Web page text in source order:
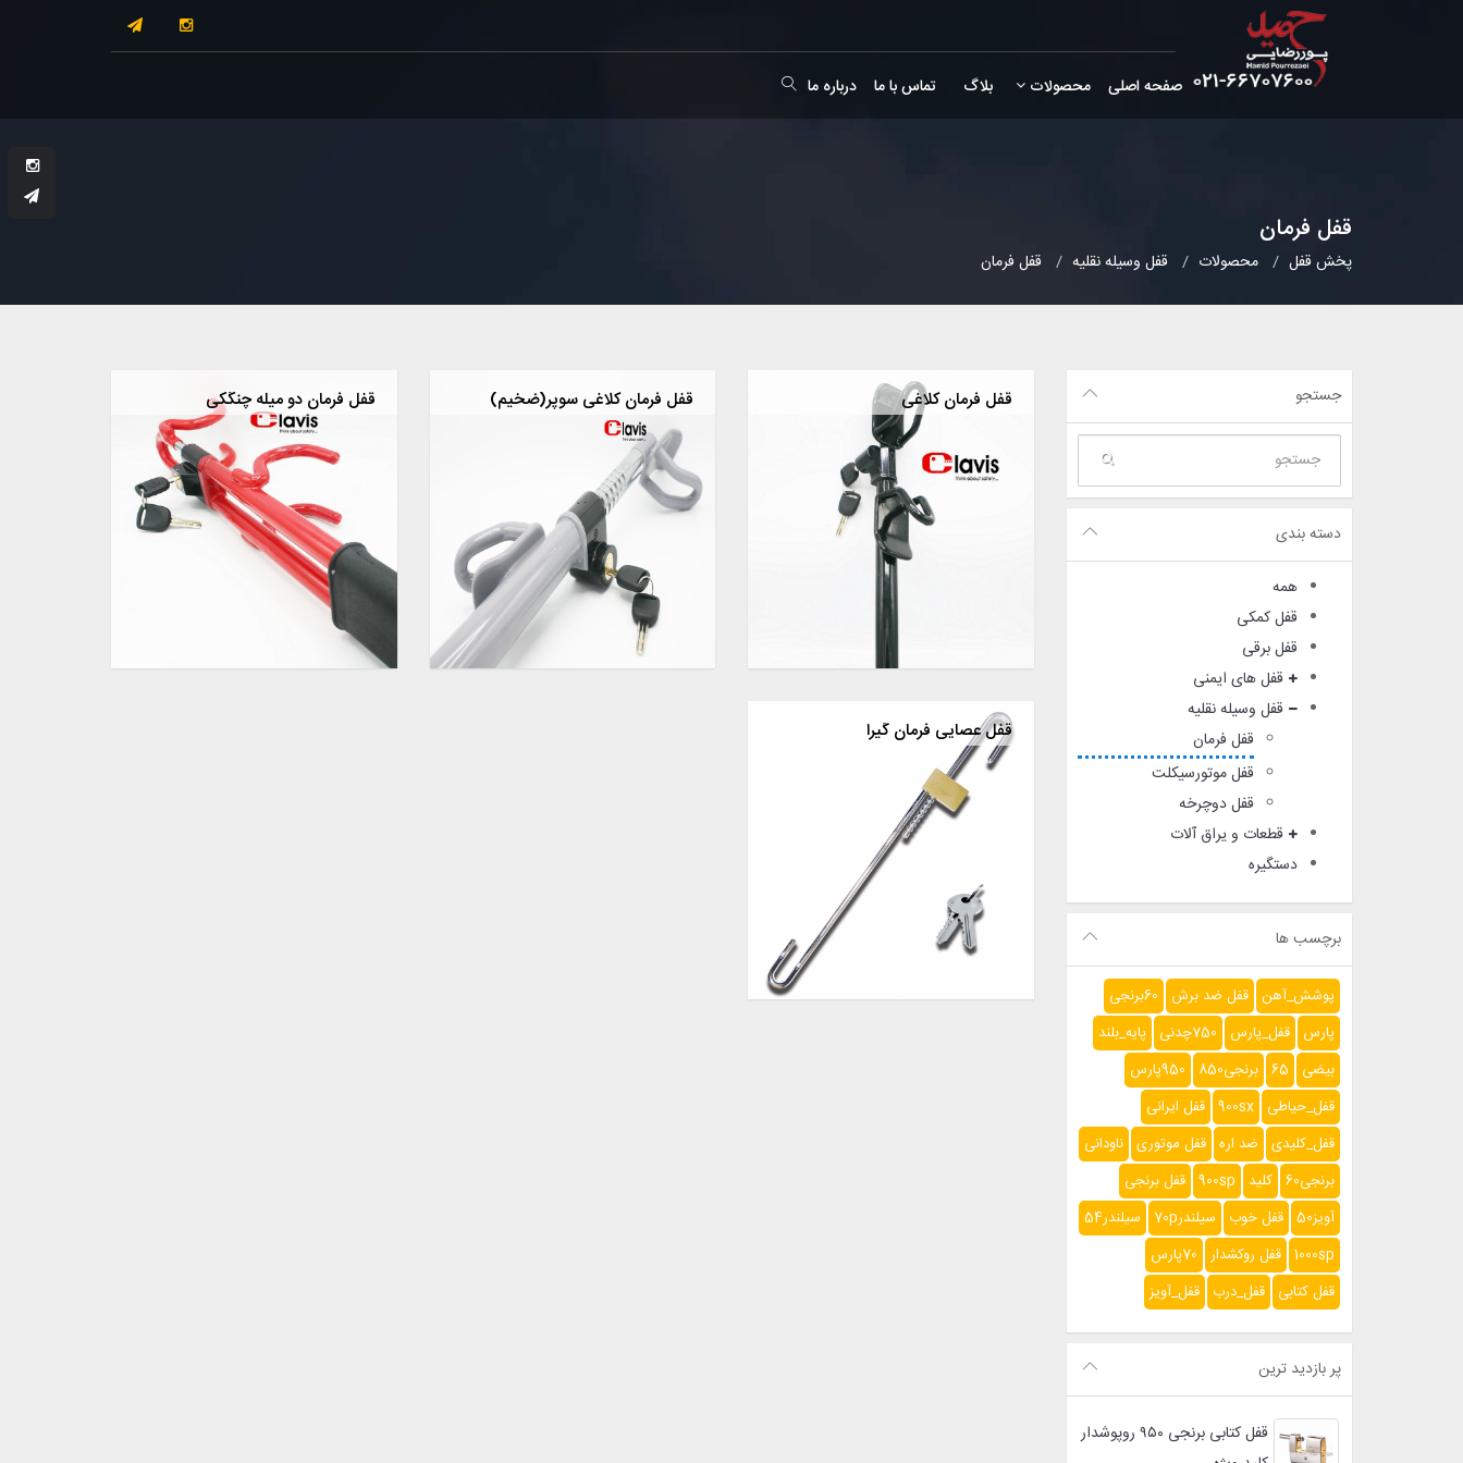
صفحه اصلی محصولات بلاگ تماس با ما درباره ما
قفل فرمان
پخش قفل محصولات قفل وسیله نقلیه قفل فرمان
جستجو
دسته بندی
همه
قفل کمکی
قفل برقی
قفل های ایمنی
قفل وسیله نقلیه
قفل فرمان
قفل موتورسیکلت
قفل دوچرخه
قطعات و یراق آلات
دستگیره
برچسب ها
پوشش_آهن قفل ضد برش
60برنجی
پارس قفل_پارس 750چدنی
پایه_بلند
بیضی
65 برنجی850
950پارس
قفل_حیاطی 900sx قفل ایرانی
قفل_کلیدی ضد اره قفل موتوری ناودانی
برنجی60
کلید 900sp قفل برنجی
آویز50
قفل خوب سیلندر70p
سیلندر54
1000sp قفل روکشدار 70پارس
قفل کتابی قفل_درب قفل_آویز
پر بازدید ترین
قفل کتابی برنجی ۹۵۰ روپوشدار
قفل فرمان کلاغی قفل فرمان کلاغی سوپر(ضخیم) قفل فرمان دو میله چنگکی
قفل عصایی فرمان گیرا